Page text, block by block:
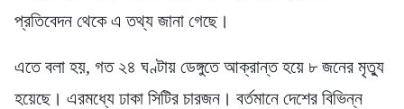
প্রতিবেদন থেকে এ তথ্য জানা গেছে।
এতে বলা হয়, গত ২৪ ঘণ্টায় ডেঙ্গুতে আক্রান্ত হয়ে ৮ জনের মৃত্যু
হয়েছে। এরমধ্যে ঢাকা সিটির চারজন। বর্তমানে দেশের বিভিন্ন